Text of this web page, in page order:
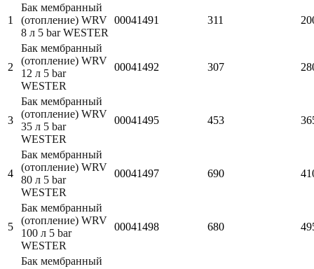
1
Бак мембранный
(отопление) WRV
8 л 5 bar WESTER
00041491 311
2
Бак мембранный
(отопление) WRV
12 л 5 bar
WESTER
00041492 307
3
Бак мембранный
(отопление) WRV
35 л 5 bar
WESTER
00041495 453
4
Бак мембранный
(отопление) WRV
80 л 5 bar
WESTER
00041497 690
5
Бак мембранный
(отопление) WRV
100 л 5 bar
WESTER
00041498 680
Бак мембранный